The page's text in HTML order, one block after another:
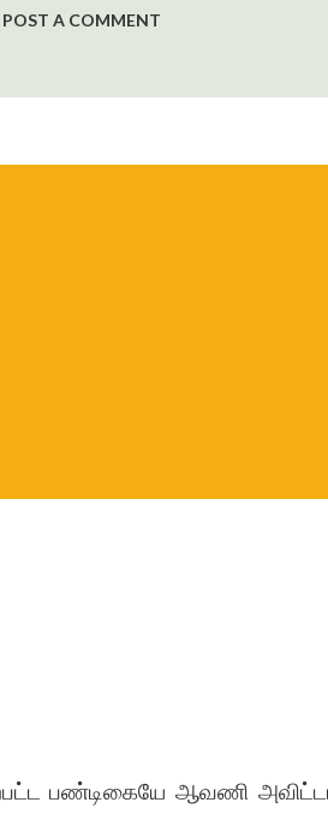
கட்டுரைகளை எழுதியுள்ளார்
POST A COMMENT
பண்டிகையே ஆவணி